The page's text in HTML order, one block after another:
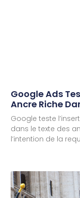
Google Ads
Ancre Riche
Google teste
dans le texte des
l’intention de la